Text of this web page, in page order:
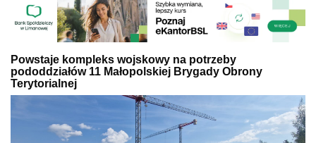
Powstaje kompleks wojskowy na potrzeby
pododdziałów 11 Małopolskiej Brygady Obrony
Terytorialnej